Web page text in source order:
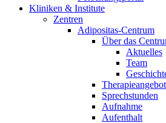
Kliniken & Institute
Zentren
Adipositas-Centrum
Über das
Aktuelles
Team
Therapieangebot
Sprechstunden
Aufnahme
Aufenthalt